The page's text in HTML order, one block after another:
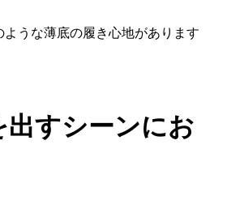
うな薄底の履き心地があります
すシーンにお